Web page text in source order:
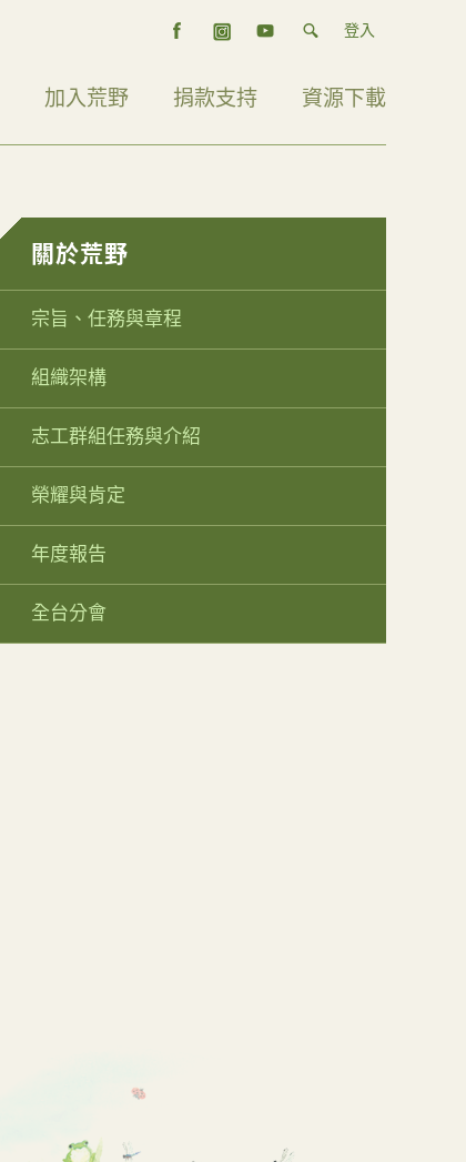
登入
加入荒野 捐款支持 資源下載
關於荒野
宗旨、任務與章程
組織架構
志工群組任務與介紹
榮耀與肯定
年度報告
全台分會